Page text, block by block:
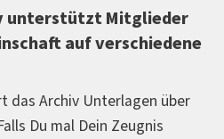
unterstützt Mitglieder
auf verschiedene
das Archiv Unterlagen über
Du mal Dein Zeugnis